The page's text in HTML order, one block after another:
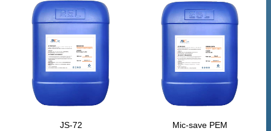
JS-72 Mic-save PEM